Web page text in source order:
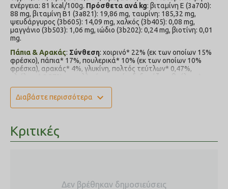
ενέργεια: 81 kcal/100g. Πρόσθετα ανά kg: βιταμίνη E (3a700):
88 mg, βιταμίνη B1 (3a821): 19,86 mg, ταυρίνη: 185,32 mg,
ψευδάργυρος (3b605): 14,09 mg, χαλκός (3b405): 0,08 mg,
μαγγάνιο (3b503): 1,06 mg, ιώδιο (3b202): 0,24 mg, βιοτίνη: 0,01
mg.
Πάπια & Αρακάς: Σύνθεση: χοιρινό* 22% (εκ των οποίων 15%
φρέσκο), πάπια* 17%, πουλερικά* 10% (εκ των οποίων 10%
φρέσκα), αρακάς* 4%, γλυκίνη, πολτός τεύτλων* 0,47%,
ακατέργαστη πρωτεΐνη: 9,5%, ακατέργαστη κυτταρίνη: 0,8%,
ακατέργαστα λίπη: 4,5%, ανόργανα συστατικά: 2,5%,
υγρασία: 81%, ασβέστιο: 0,34%, φώσφορος: 0,25%, αναλογία
ενέργεια: 81 kcal/100g.
88 mg, βιταμίνη B1 (3a821): 19,86 mg, ταυρίνη: 185,32 mg,
ψευδάργυρος (3b605): 14,09 mg, χαλκός (3b405): 0,08 mg,
οποίων 27% φρέσκα), μοσχάρι* 16% (εκ των οποίων 11%
Διαβάστε περισσότερα expand_more
Κριτικές
Δεν βρέθηκαν δημοσιεύσεις